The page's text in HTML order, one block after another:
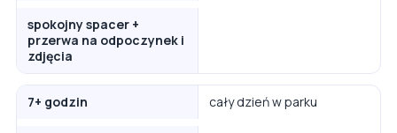
spokojny spacer +
przerwa na odpoczynek i
zdjęcia
7+ godzin cały dzień w parku